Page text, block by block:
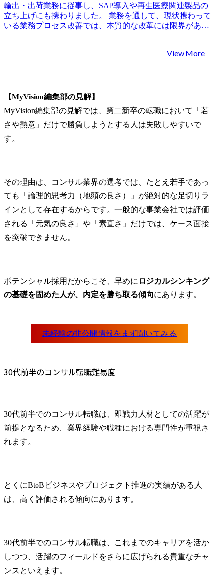
輸出・出荷業務に従事し、SAP導入や再生医療関連製品の
立ち上げにも携わりました。 業務を通して、現状携わって
いる業務プロセス改善では、本質的な改革には限界がある
た。キャリアパスの将来性に不安を感じ、業務の一部では
携わる中で、組織全体の課題を俯瞰して捉える必要性を強
く実感しました。これまでの業務で得た知見を活かし、よ
り戦略的な視点から企業の全体的な改革を支援できる環境
として、コンサルティングファームに大きな魅力を感じた
のが背景です。 3社です。 担当の石崎さんが、私の現場で
の経験をどのようにコンサルティングの武器に変えられる
信を持って臨むことができました。 満足しています。
MyVisionのサービスは、現場での私の経験を、戦略的な価
値としてどのようにアピールするかという点において、非
常に実践的で効果的でした。特に石崎さんは、コンサルテ
ィングファーム向けのケース面接対策を何度も実施し、私
の強みを引き出すための具体的なアドバイスを提供してく
ださいました。結果として、私自身のキャリアの再構築に
において最も大きな収穫であると考えています。 驕りがあ
ったことは反省点です。自分なら少し対策をすればいける
得できたからよいものの、軽率であったと考えておりま
す。 転職前は年収550万円、転職後は年収600万円になりま
View More
【MyVision編集部の見解】
MyVision編集部の見解では、第二新卒の転職において「若
さや熱意」だけで勝負しようとする人は失敗しやすいで
す。
その理由は、コンサル業界の選考では、たとえ若手であっ
ても「論理的思考力（地頭の良さ）」が絶対的な足切りラ
インとして存在するからです。一般的な事業会社では評価
される「元気の良さ」や「素直さ」だけでは、ケース面接
を突破できません。
ポテンシャル採用だからこそ、早めに ロジカルシンキング
の基礎を固めた人が、内定を勝ち取る傾向にあります。
30代前半のコンサル転職難易度
30代前半でのコンサル転職は、即戦力人材としての活躍が
前提となるため、業界経験や職種における専門性が重視さ
れます。
とくにBtoBビジネスやプロジェクト推進の実績がある人
は、高く評価される傾向にあります。
30代前半でのコンサル転職は、これまでのキャリアを活か
しつつ、活躍のフィールドをさらに広げられる貴重なチャ
ンスといえます。